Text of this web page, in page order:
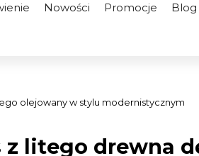
Nowości Promocje Blog
olejowany w stylu modernistycznym
z litego drewna